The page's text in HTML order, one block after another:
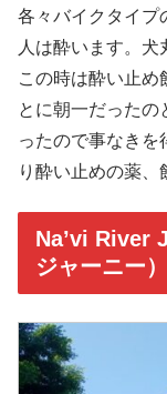
各々バイクタイ
人は酔います。
この時は酔い止
とに朝一だった
ったので事なきを
り酔い止めの薬、
Na’vi River
ジャーニー）